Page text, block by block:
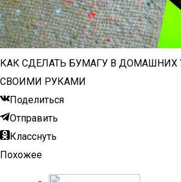
КАК СДЕЛАТЬ БУМАГУ В ДОМАШНИХ
СВОИМИ РУКАМИ
Поделиться
Отправить
Класснуть
Похожее